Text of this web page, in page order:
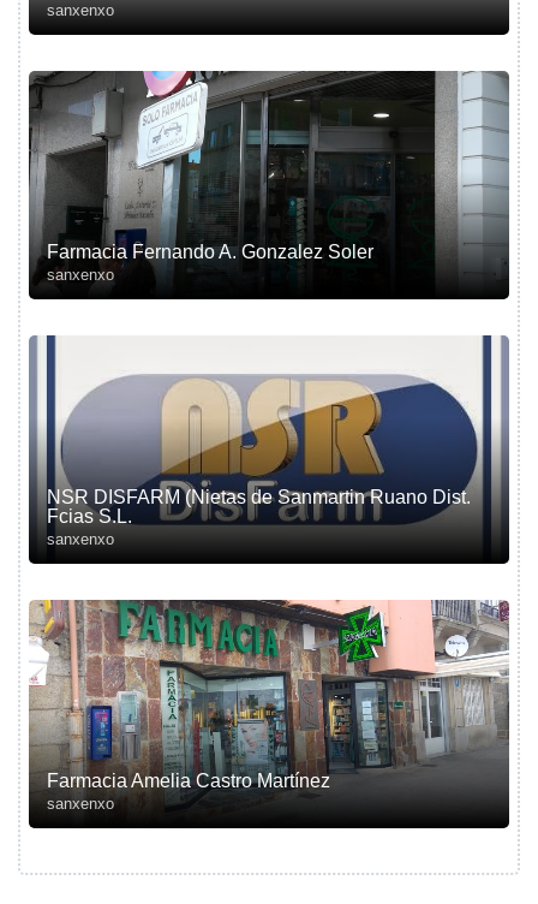
sanxenxo
Farmacia Fernando A. Gonzalez Soler
sanxenxo
NSR DISFARM (Nietas de Sanmartin Ruano Dist.
Fcias S.L.
sanxenxo
Farmacia Amelia Castro Martínez
sanxenxo